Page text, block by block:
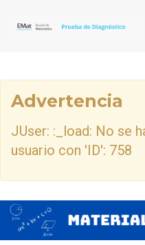
Advertencia
JUser: :_load: No se
usuario con 'ID': 758